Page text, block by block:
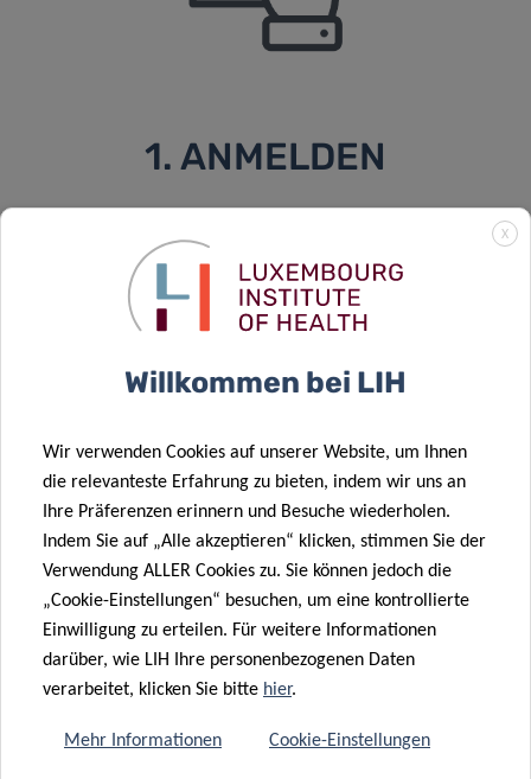
1. ANMELDEN
Wenn Sie die Kriterien erfüllen, melden Sie sich auf unserer
STRIDE-Plattform für die Studie an.
2. TREFFEN SIE UNS
X
Willkommen bei LIH
Wir verwenden Cookies auf unserer Website, um Ihnen
die relevanteste Erfahrung zu bieten, indem wir uns an
Ihre Präferenzen erinnern und Besuche wiederholen.
Indem Sie auf „Alle akzeptieren“ klicken, stimmen Sie der
Verwendung ALLER Cookies zu. Sie können jedoch die
„Cookie-Einstellungen“ besuchen, um eine kontrollierte
Einwilligung zu erteilen. Für weitere Informationen
darüber, wie LIH Ihre personenbezogenen Daten
verarbeitet, klicken Sie bitte hier.
Mehr Informationen Cookie-Einstellungen